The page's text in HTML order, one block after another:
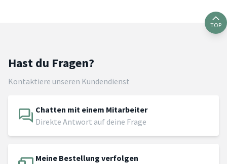
TOP
Hast du Fragen?
Kontaktiere unseren Kundendienst
Chatten mit einem Mitarbeiter
Direkte Antwort auf deine Frage
Meine Bestellung verfolgen